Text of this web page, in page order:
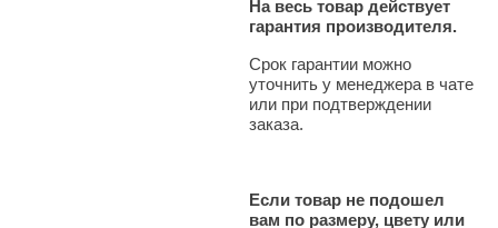
На весь товар действует
гарантия производителя.
Срок гарантии можно
уточнить у менеджера в чате
или при подтверждении
заказа.
Если товар не подошел
вам по размеру, цвету или